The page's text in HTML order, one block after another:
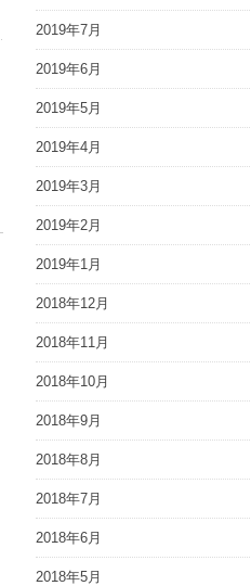
2019年7月
2019年6月
2019年5月
2019年4月
2019年3月
2019年2月
2019年1月
2018年12月
2018年11月
2018年10月
2018年9月
2018年8月
2018年7月
2018年6月
2018年5月